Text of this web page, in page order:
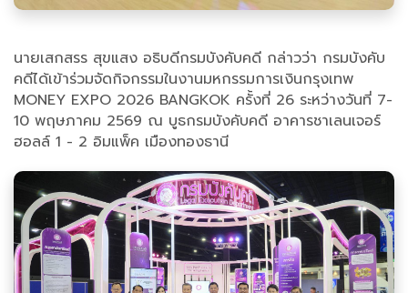
นายเสกสรร สุขแสง อธิบดีกรมบังคับคดี กล่าวว่า กรมบังคับ
คดีได้เข้าร่วมจัดกิจกรรมในงานมหกรรมการเงินกรุงเทพ
MONEY EXPO 2026 BANGKOK ครั้งที่ 26 ระหว่างวันที่ 7-
10 พฤษภาคม 2569 ณ บูธกรมบังคับคดี อาคารชาเลนเจอร์
ฮอลล์ 1 - 2 อิมแพ็ค เมืองทองธานี